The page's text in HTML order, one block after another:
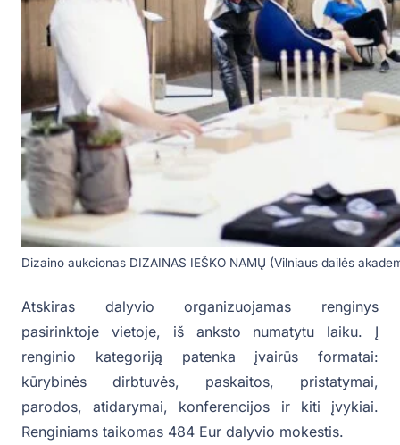
Dizaino aukcionas DIZAINAS IEŠKO NAMŲ (Vilniaus dailės
Atskiras dalyvio organizuojamas renginys
pasirinktoje vietoje, iš anksto numatytu laiku. Į
renginio kategoriją patenka įvairūs formatai:
kūrybinės dirbtuvės, paskaitos, pristatymai,
parodos, atidarymai, konferencijos ir kiti įvykiai.
Renginiams taikomas 484 Eur dalyvio mokestis.